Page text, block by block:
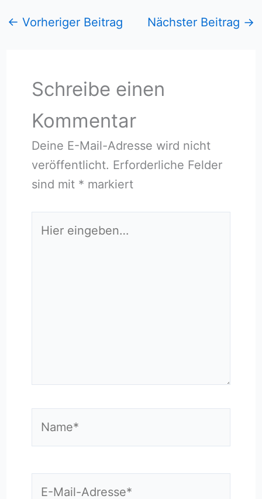
← Vorheriger Beitrag Nächster Beitrag →
Schreibe einen
Kommentar
Deine E-Mail-Adresse wird nicht
veröffentlicht. Erforderliche Felder
sind mit * markiert
eingeben…